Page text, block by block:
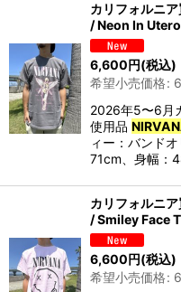
カリフォルニ
/ Neon In
6,600円(税込)
希望小売価格:
2026年5〜6月
使用品
ィー：バンド
71cm、身幅：
カリフォルニ
/ Smiley Face
6,600円(税込)
希望小売価格: